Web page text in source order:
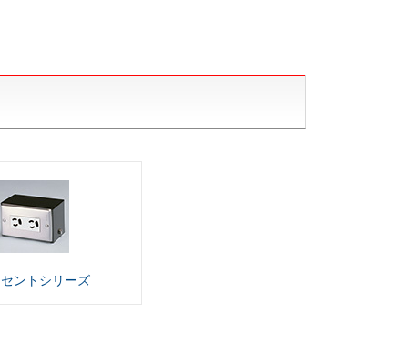
ント シリーズ